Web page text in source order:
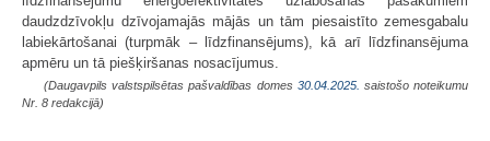
daudzdzīvokļu dzīvojamajās mājās un tām piesaistīto zemesgabalu
labiekārtošanai (turpmāk – līdzfinansējums), kā arī līdzfinansējuma
apmēru un tā piešķiršanas nosacījumus.
(Daugavpils valstspilsētas pašvaldības domes 30.04.2025. saistošo noteikumu
Nr. 8 redakcijā)